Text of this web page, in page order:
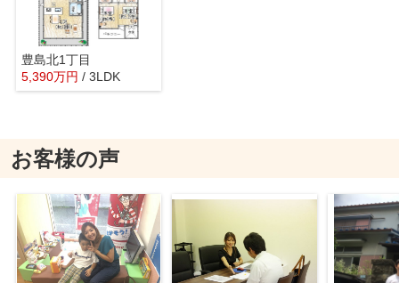
豊島北1丁目
5,390万円 / 3LDK
お客様の声